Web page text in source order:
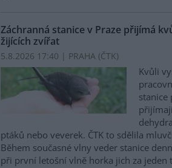
Záchranná stanice v Praze přijímá
žijících zvířat
5.8.2026 17:40 | PRAHA (ČTK)
Kvůli
stanice
ptáků nebo veverek. ČTK to sdělila
Během současné vlny veder stanice
při první letošní vlně horka jich za